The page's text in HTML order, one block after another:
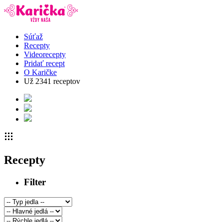
Súťaž
Recepty
Videorecepty
Pridať recept
O Karičke
Už 2341 receptov
Recepty
Filter